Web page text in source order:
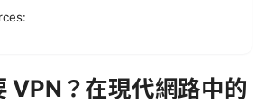
VPN？在現代網路中的